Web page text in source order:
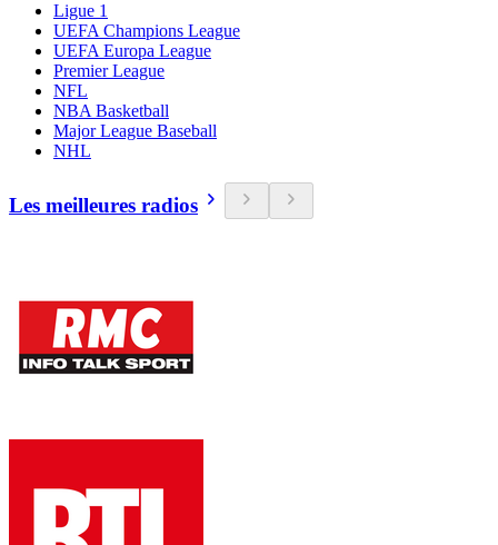
Ligue 1
UEFA Champions League
UEFA Europa League
Premier League
NFL
NBA Basketball
Major League Baseball
NHL
Les meilleures radios